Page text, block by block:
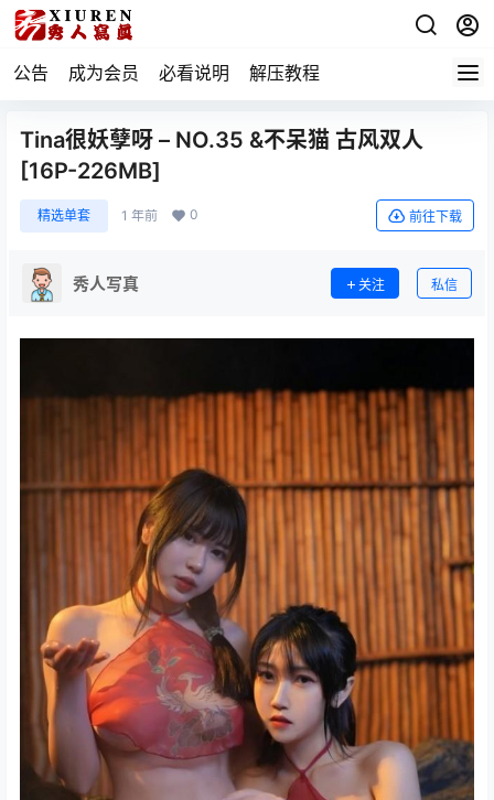
公告 成为会员 必看说明 解压教程
Tina很妖孽呀 – NO.35 &不呆猫 古风双人
[16P-226MB]
精选单套 1 年前 0 前往下载
秀人写真 关注 私信